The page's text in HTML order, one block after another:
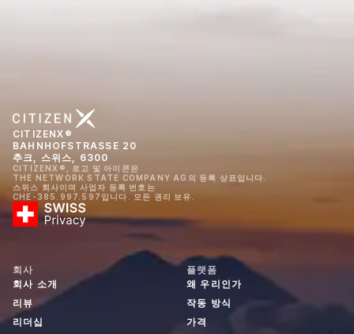
CITIZENX®
BAHNHOFSTRASSE 20
추크, 스위스, 6300
CITIZENX®, 로고 및 아이콘은
THE NETWORK STATE COMPANY AG의 등록 상표입니다.
스위스 회사이며 사업자 등록 번호는
CHE-385.997.597입니다. 모든 권리 보유.
회사
회사 소개
리뷰
리더십
플랫폼
왜 우리인가
작동 방식
가격